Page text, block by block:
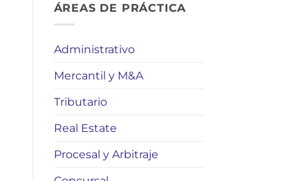
ÁREAS DE PRÁCTICA
Administrativo
Mercantil y M&A
Tributario
Real Estate
Procesal y Arbitraje